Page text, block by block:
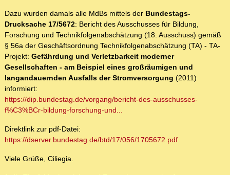
Dazu wurden damals alle MdBs mittels der Bundestags-
Drucksache 17/5672: Bericht des Ausschusses für Bildung,
Forschung und Technikfolgenabschätzung (18. Ausschuss) gemäß
§ 56a der Geschäftsordnung Technikfolgenabschätzung (TA) - TA-
Projekt: Gefährdung und Verletzbarkeit moderner
Gesellschaften - am Beispiel eines großräumigen und
langandauernden Ausfalls der Stromversorgung (2011)
informiert:
https://dip.bundestag.de/vorgang/bericht-des-ausschusses-
f%C3%BCr-bildung-forschung-und...
Direktlink zur pdf-Datei:
https://dserver.bundestag.de/btd/17/056/1705672.pdf
Viele Grüße, Ciliegia.